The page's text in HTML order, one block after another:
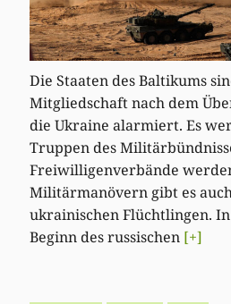
Die Staaten des Baltikums
Mitgliedschaft nach dem
die Ukraine alarmiert. Es
Truppen des
Freiwilligenverbände
Militärmanövern gibt es
ukrainischen Flüchtlingen.
Beginn des russischen [+]